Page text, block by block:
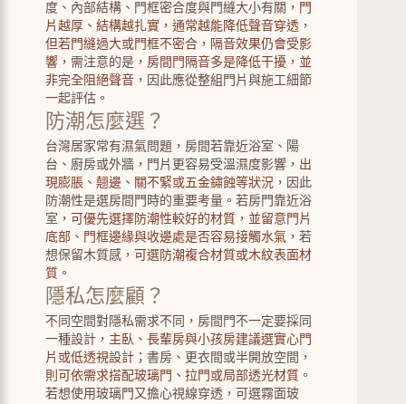
度、內部結構、門框密合度與門縫大小有關， 門
片越厚、結構越扎實，通常越能降低聲音穿透，
但若門縫過大或門框不密合，隔音效果仍會受影
響 ，需注意的是， 房間門隔音多是降低干擾，並
非完全阻絕聲音 ，因此應從整組門片與施工細節
一起評估。
防潮怎麼選？
台灣居家常有濕氣問題，房間若靠近浴室、陽
台、廚房或外牆，門片更容易受溫濕度影響， 出
現膨脹、翹邊、關不緊或五金鏽蝕等狀況 ，因此
防潮性是選房間門時的重要考量。若房門靠近浴
室， 可優先選擇防潮性較好的材質，並留意門片
底部、門框邊緣與收邊處是否容易接觸水氣 ，若
想保留木質感， 可選防潮複合材質或木紋表面材
質 。
隱私怎麼顧？
不同空間對隱私需求不同，房間門不一定要採同
一種設計， 主臥、長輩房與小孩房建議選實心門
片或低透視設計 ；書房、更衣間或半開放空間，
則可依需求搭配玻璃門、拉門或局部透光材質 。
若想使用玻璃門又擔心視線穿透，可選霧面玻